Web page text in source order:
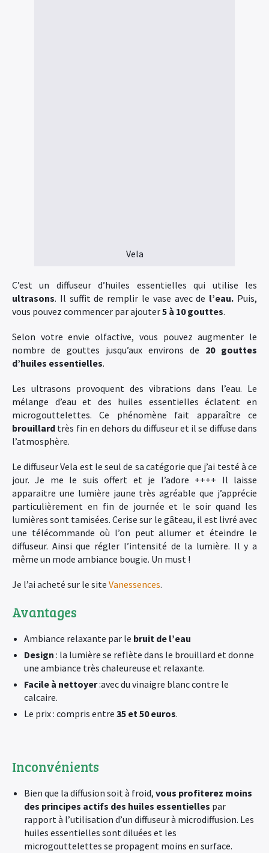
Vela
C’est un diffuseur d’huiles essentielles qui utilise les
ultrasons. Il suffit de remplir le vase avec de l’eau. Puis,
vous pouvez commencer par ajouter5 à 10 gouttes.
Selon votre envie olfactive, vous pouvez augmenter le
nombre de gouttes jusqu’aux environs de 20 gouttes
d’huiles essentielles.
Les ultrasons provoquent des vibrations dans l’eau. Le
mélange d’eau et des huiles essentielles éclatent en
microgouttelettes. Ce phénomène fait apparaître ce
brouillard très fin en dehors du diffuseur et il se diffuse dans
l’atmosphère.
Le diffuseur Vela est le seul de sa catégorie que j’ai testé à ce
jour. Je me le suis offert et je l’adore ++++ Il laisse
apparaitre une lumière jaune très agréable que j’apprécie
particulièrement en fin de journée et le soir quand les
lumières sont tamisées. Cerise sur le gâteau, il est livré avec
une télécommande où l’on peut allumer et éteindre le
diffuseur. Ainsi que régler l’intensité de la lumière. Il y a
même un mode ambiance bougie. Un must !
Je l’ai acheté sur le site Vanessences.
Avantages
Ambiance relaxante par le bruit de l’eau
Design : la lumière se reflète dans le brouillard et donne
une ambiance très chaleureuse et relaxante.
Facile à nettoyer:avec du vinaigre blanc contre le
calcaire.
Le prix : compris entre 35 et 50 euros.
Inconvénients
Bien que la diffusion soit à froid, vous profiterez moins
des principes actifs des huiles essentielles par
rapport à l’utilisation d’un diffuseur à microdiffusion. Les
huiles essentielles sont diluées et les
microgouttelettes se propagent moins en surface.